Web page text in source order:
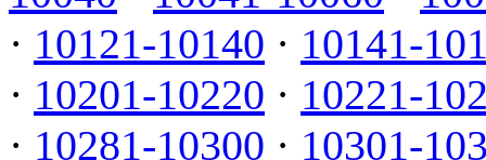
· 10121-10140 · 10141-
· 10201-10220 · 10221-
· 10281-10300 · 10301-